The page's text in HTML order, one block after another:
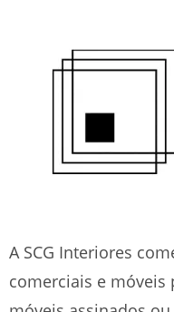
A SCG Interiores
comerciais e móveis